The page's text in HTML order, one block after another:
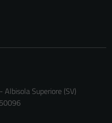
Superiore (SV)